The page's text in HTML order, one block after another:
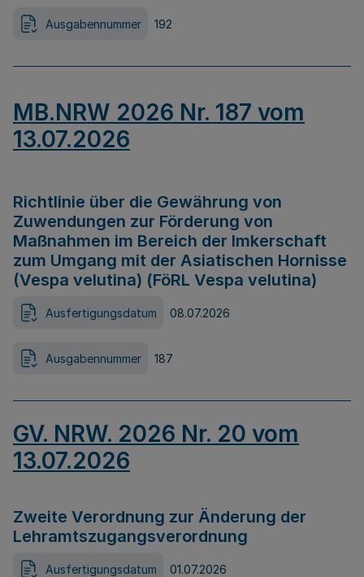
Ausgabennummer 192
MB.NRW 2026 Nr. 187 vom
13.07.2026
Richtlinie über die Gewährung von
Zuwendungen zur Förderung von
Maßnahmen im Bereich der Imkerschaft
zum Umgang mit der Asiatischen Hornisse
(Vespa velutina) (FöRL Vespa velutina)
Ausfertigungsdatum 08.07.2026
Ausgabennummer 187
GV. NRW. 2026 Nr. 20 vom
13.07.2026
Zweite Verordnung zur Änderung der
Lehramtszugangsverordnung
Ausfertigungsdatum 01.07.2026